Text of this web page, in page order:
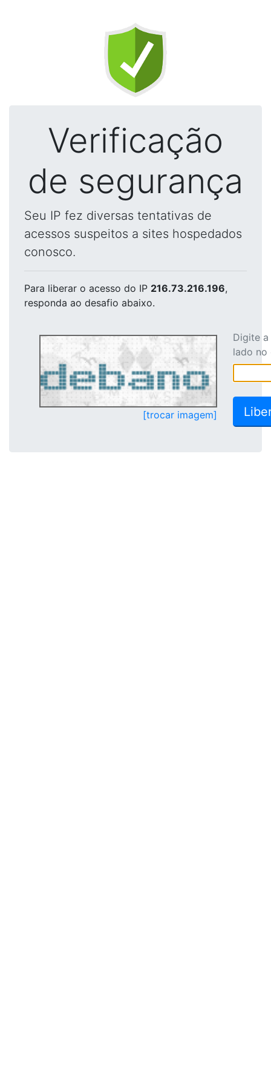
Verificação
de segurança
Seu IP fez diversas tentativas de
acessos suspeitos a sites hospedados
conosco.
Para liberar o acesso do IP 216.73.216.196,
responda ao desafio abaixo.
[trocar imagem]
Digite
lado no